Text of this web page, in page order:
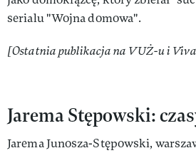
serialu "Wojna domowa".
[Ostatnia publikacja na VUŻ-u i Viva
Jarema Stępowski:
Jarema Junosza-Stępowski,